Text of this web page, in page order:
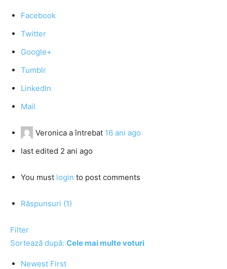
Facebook
Twitter
Google+
Tumblr
LinkedIn
Mail
Veronica a întrebat 16 ani ago
last edited 2 ani ago
You must login to post comments
Răspunsuri (1)
Filter
Sortează după: Cele mai multe voturi
Newest First